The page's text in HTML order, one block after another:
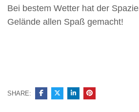
Bei bestem Wetter hat der
Gelände allen Spaß
SHARE: